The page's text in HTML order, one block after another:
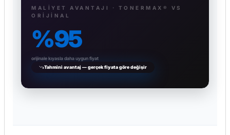
MALIYET AVANTAJI · TONERMAX® VS
ORIJINAL
%95
orijinale kıyasla daha uygun fiyat
Tahmini avantaj — gerçek fiyata göre değişir